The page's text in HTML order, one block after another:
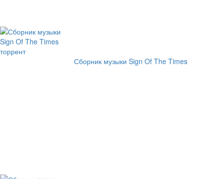
Сборник музыки Sign Of The Times